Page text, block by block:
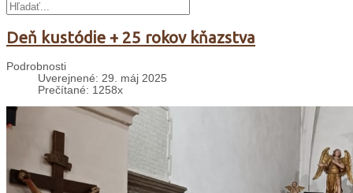
Deň kustódie + 25 rokov kňazstva
Podrobnosti
Uverejnené: 29. máj 2025
Prečítané: 1258x